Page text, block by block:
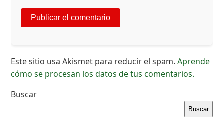
Este sitio usa Akismet para reducir el spam.Aprende
cómo se procesan los datos de tus comentarios.
Buscar
Buscar